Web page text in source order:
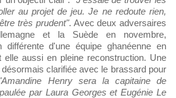
au projet de jeu. Je ne redoute rien,
très prudent". Avec deux adversaires
et la Suède en novembre,
différente d'une équipe ghanéenne en
elle aussi en pleine reconstruction. Une
clarifiée avec le brassard pour
Henry sera la capitaine de
par Laura Georges et Eugénie Le